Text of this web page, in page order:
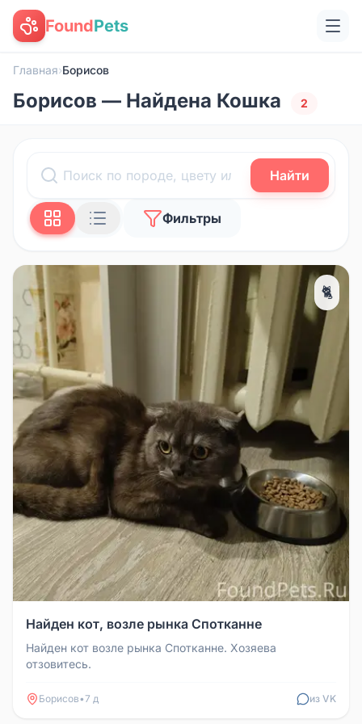
FoundPets
Главная›Борисов
Борисов — Найдена Кошка 2
Найти
Фильтры
🐈
Найден кот, возле рынка Спотканне
Найден кот возле рынка Спотканне. Хозяева
отзовитесь.
Борисов•7 д из VK